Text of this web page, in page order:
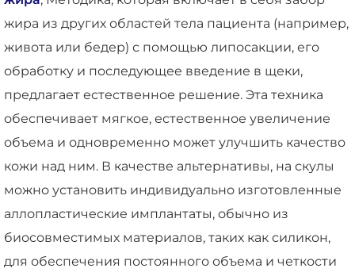
жира из других областей тела пациента (например,
живота или бедер) с помощью липосакции, его
обработку и последующее введение в щеки,
предлагает естественное решение. Эта техника
обеспечивает мягкое, естественное увеличение
объема и одновременно может улучшить качество
кожи над ним. В качестве альтернативы, на скулы
можно установить индивидуально изготовленные
аллопластические имплантаты, обычно из
биосовместимых материалов, таких как силикон,
для обеспечения постоянного объема и четкости